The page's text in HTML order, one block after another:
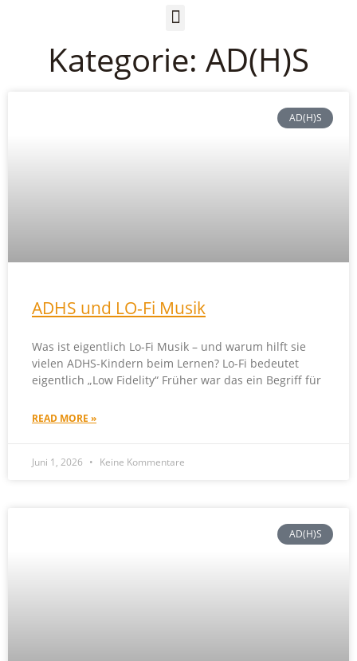
Kategorie: AD(H)S
AD(H)S
ADHS und LO-Fi Musik
Was ist eigentlich Lo-Fi Musik – und warum hilft sie
vielen ADHS-Kindern beim Lernen? Lo-Fi bedeutet
eigentlich „Low Fidelity“ Früher war das ein Begriff für
READ MORE »
Juni 1, 2026 Keine Kommentare
AD(H)S